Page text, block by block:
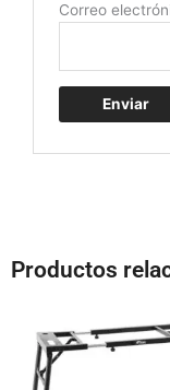
Correo
Productos